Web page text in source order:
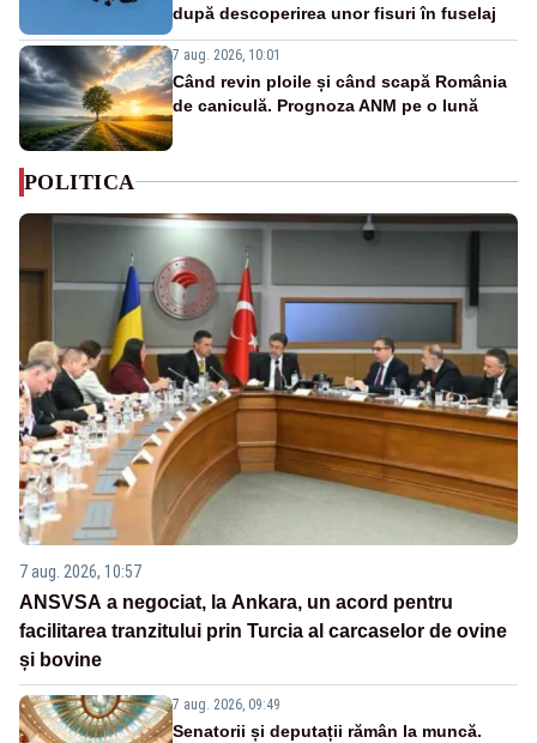
după descoperirea unor fisuri în fuselaj
7 aug. 2026, 10:01
Când revin ploile și când scapă România
de caniculă. Prognoza ANM pe o lună
POLITICA
7 aug. 2026, 10:57
ANSVSA a negociat, la Ankara, un acord pentru
facilitarea tranzitului prin Turcia al carcaselor de ovine
și bovine
7 aug. 2026, 09:49
Senatorii și deputații rămân la muncă.